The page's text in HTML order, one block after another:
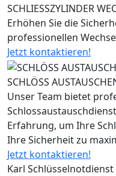
SCHLIESSZYLINDER
Erhöhen Sie die
professionellen
Jetzt kontaktieren!
SCHLÖSS
Unser Team bietet
Erfahrung, um Ihre
Ihre Sicherheit zu
Jetzt kontaktieren!
Karl